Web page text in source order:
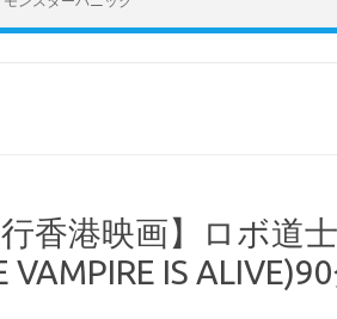
行香港映画】ロボ道
IS